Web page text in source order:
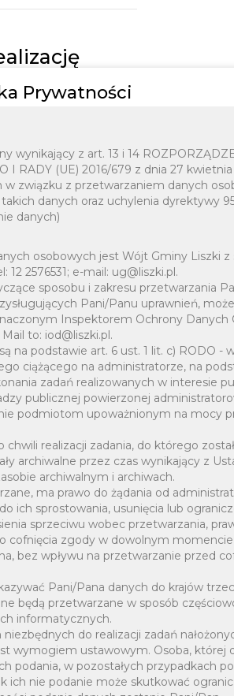
Gmina
rozwijające
do przyznania
500 zł na realizację
Prywatności
wynikający z art. 13 i 14
I RADY (UE) 2016/679 z dnia 27 kwietnia
w związku z przetwarzaniem danych
danych oraz uchylenia dyrektywy
danych)
osobowych jest Wójt Gminy Liszki z
12 2576531; e-mail: ug@liszki.pl.
sposobu i zakresu przetwarzania
Pani/Panu uprawnień,
Inspektorem Ochrony Danych
to: iod@liszki.pl.
na podstawie art. 6 ust. 1 lit. c) RODO -
ciążącego na administratorze, na
zadań realizowanych w interesie
publicznej powierzonej
podmiotom upoważnionym na mocy
realizacji zadania, do którego
archiwalne przez czas wynikający z
archiwalnym i archiwach.
ma prawo do żądania od
ich sprostowania, usunięcia lub
sprzeciwu wobec przetwarzania,
cofnięcia zgody w dowolnym
bez wpływu na przetwarzanie przed
Pani/Pana danych do krajów
będą przetwarzane w sposób
informatycznych.
do realizacji zadań
wymogiem ustawowym. Osoba, której
podania, w pozostałych przypadkach
ich nie podanie może skutkować